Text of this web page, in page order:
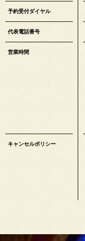
予約受付ダイヤル
代表電話番号
営業時間
キャンセルポリシー